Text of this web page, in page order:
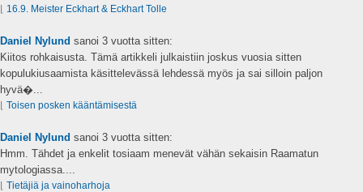
16.9. Meister Eckhart & Eckhart Tolle
Daniel Nylund sanoi 3 vuotta sitten:
Kiitos rohkaisusta. Tämä artikkeli julkaistiin joskus vuosia sitten
kopulukiusaamista käsittelevässä lehdessä myös ja sai silloin paljon
hyvä�...
Toisen posken kääntämisestä
Daniel Nylund sanoi 3 vuotta sitten:
Hmm. Tähdet ja enkelit tosiaam menevät vähän sekaisin Raamatun
mytologiassa....
Tietäjiä ja vainoharhoja